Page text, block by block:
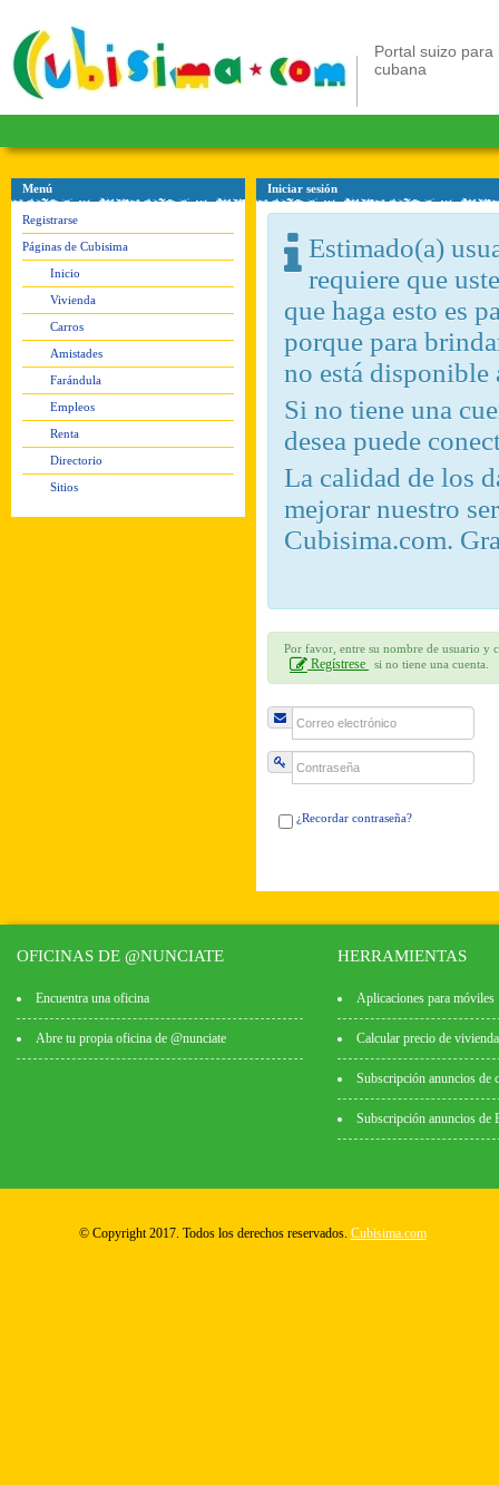
Portal suizo para
cubana
Menú
Registrarse
Páginas de Cubisima
Inicio
Vivienda
Carros
Amistades
Farándula
Empleos
Renta
Directorio
Sitios
Iniciar sesión
Estimado(a)
requiere que
que haga esto es
porque para
no está disponible
Si no tiene una
desea puede
La calidad de los
mejorar nuestro
Cubisima.com.
Por favor, entre su nombre de usuario y
Regístrese si no tiene una cuenta.
¿Recordar contraseña?
OFICINAS DE @NUNCIATE
Encuentra una oficina
Abre tu propia oficina de @nunciate
HERRAMIENTAS
Aplicaciones para móviles
Calcular precio de vivienda
Subscripción anuncios de
Subscripción anuncios de
© Copyright 2017. Todos los derechos reservados. Cubisima.com